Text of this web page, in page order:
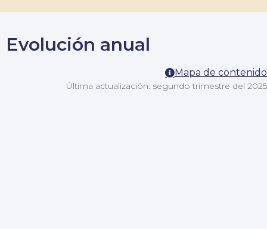
Evolución anual
Mapa de contenido
Última actualización: segundo trimestre del 2025